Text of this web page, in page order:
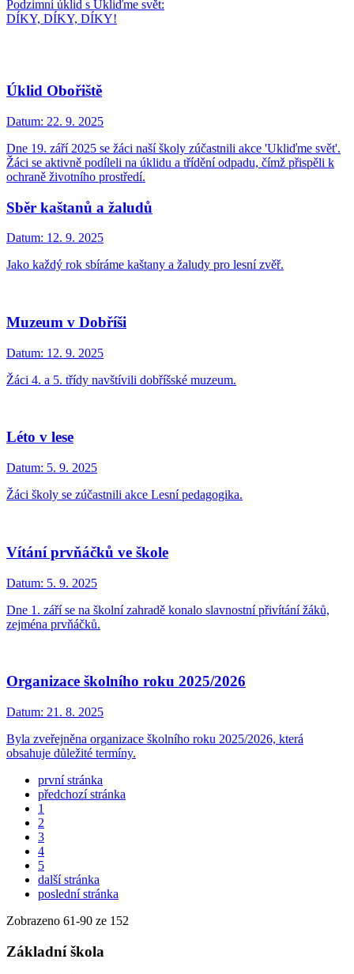
Podzimní úklid s Ukliďme svět:
DÍKY, DÍKY, DÍKY!
Úklid Obořiště
Datum: 22. 9. 2025
Dne 19. září 2025 se žáci naší školy zúčastnili akce 'Ukliďme svět'.
Žáci se aktivně podíleli na úklidu a třídění odpadu, čímž přispěli k
ochraně životního prostředí.
Sběr kaštanů a žaludů
Datum: 12. 9. 2025
Jako každý rok sbíráme kaštany a žaludy pro lesní zvěř.
Muzeum v Dobříši
Datum: 12. 9. 2025
Žáci 4. a 5. třídy navštívili dobříšské muzeum.
Léto v lese
Datum: 5. 9. 2025
Žáci školy se zúčastnili akce Lesní pedagogika.
Vítání prvňáčků ve škole
Datum: 5. 9. 2025
Dne 1. září se na školní zahradě konalo slavnostní přivítání žáků,
zejména prvňáčků.
Organizace školního roku 2025/2026
Datum: 21. 8. 2025
Byla zveřejněna organizace školního roku 2025/2026, která
obsahuje důležité termíny.
první stránka
předchozí stránka
1
2
3
4
5
další stránka
poslední stránka
Zobrazeno 61-90 ze 152
Základní škola